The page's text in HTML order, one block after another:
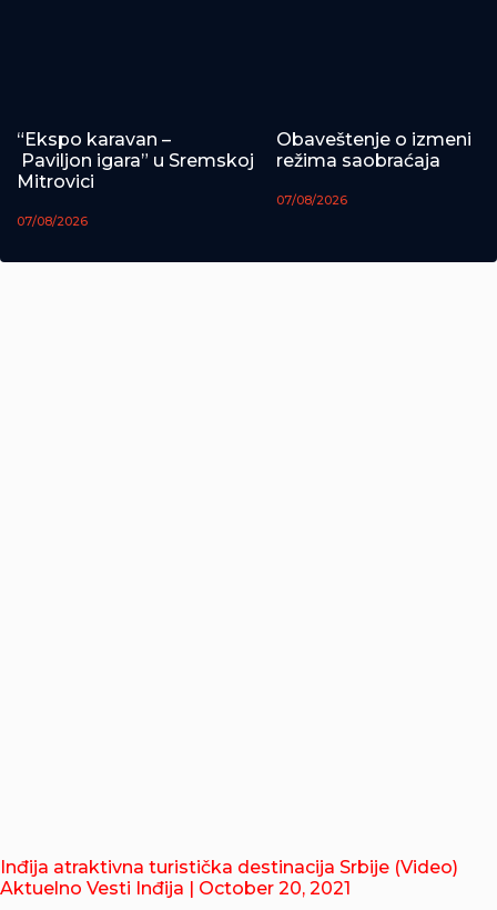
“Ekspo karavan –
Paviljon igara” u Sremskoj
Mitrovici
07/08/2026
Obaveštenje o izmeni
režima saobraćaja
07/08/2026
Inđija atraktivna turistička destinacija Srbije (Video)
Aktuelno Vesti Inđija | October 20, 2021